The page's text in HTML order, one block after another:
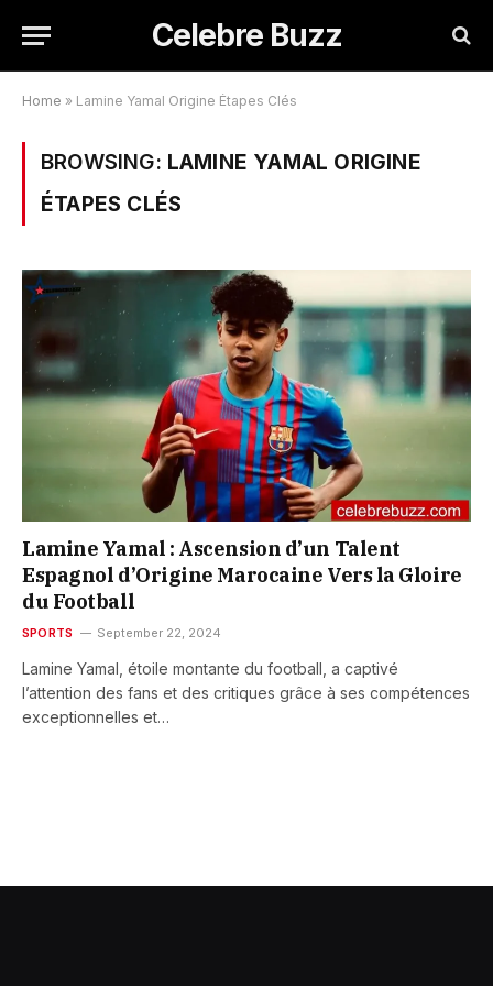
Celebre Buzz
Home » Lamine Yamal Origine Étapes Clés
BROWSING: LAMINE YAMAL ORIGINE
ÉTAPES CLÉS
Lamine Yamal : Ascension d’un Talent
Espagnol d’Origine Marocaine Vers la Gloire
du Football
SPORTS September 22, 2024
Lamine Yamal, étoile montante du football, a captivé
l’attention des fans et des critiques grâce à ses compétences
exceptionnelles et…